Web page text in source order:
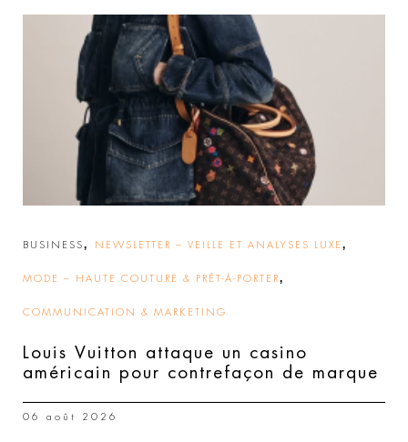
BUSINESS, NEWSLETTER – VEILLE ET ANALYSES LUXE ,
MODE – HAUTE COUTURE & PRÊT-À-PORTER,
COMMUNICATION & MARKETING
Louis Vuitton attaque un casino
américain pour contrefaçon de marque
06 août 2026